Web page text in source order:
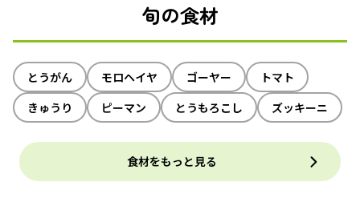
旬の食材
とうがん モロヘイヤ ゴーヤー
トマト
きゅうり
ピーマン とうもろこし ズッキーニ
食材をもっと見る